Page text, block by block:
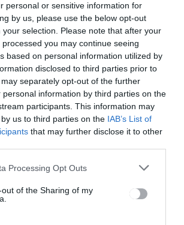
personal or sensitive information for
by us, please use the below opt-out
selection. Please note that after your
you may continue seeing
based on personal information utilized by
disclosed to third parties prior to
separately opt-out of the further
personal information by third parties on the
participants. This information may
us to third parties on the IAB’s List of
that may further disclose it to other
Processing Opt Outs
of the Sharing of my
képzés